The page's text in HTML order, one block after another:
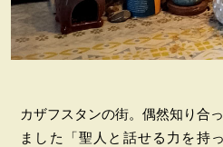
カザフスタンの街。偶然知り合
ました「聖人と話せる力を持